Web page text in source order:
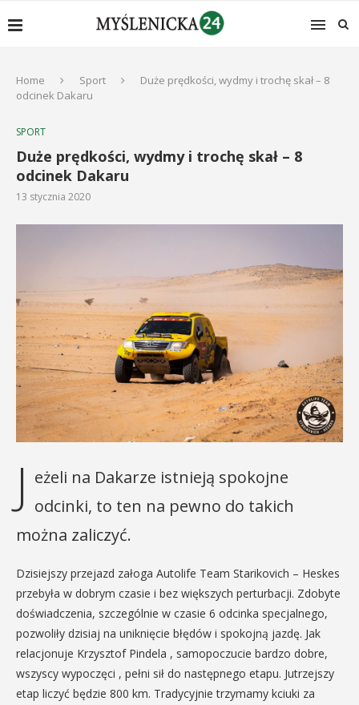
Home Sport
Duże prędkości, wydmy i trochę skał – 8
odcinek Dakaru
SPORT
Duże prędkości, wydmy i trochę skał – 8
odcinek Dakaru
13 stycznia 2020
J eżeli na Dakarze istnieją spokojne
odcinki, to ten na pewno do takich
można zaliczyć.
Dzisiejszy przejazd załoga Autolife Team Starikovich – Heskes
przebyła w dobrym czasie i bez większych perturbacji. Zdobyte
doświadczenia, szczególnie w czasie 6 odcinka specjalnego,
pozwoliły dzisiaj na uniknięcie błędów i spokojną jazdę. Jak
relacjonuje Krzysztof Pindela , samopoczucie bardzo dobre,
wszyscy wypoczęci , pełni sił do następnego etapu. Jutrzejszy
etap liczyć będzie 800 km. Tradycyjnie trzymamy kciuki za